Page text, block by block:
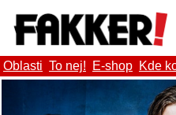
Oblasti To nej! E-shop Kde